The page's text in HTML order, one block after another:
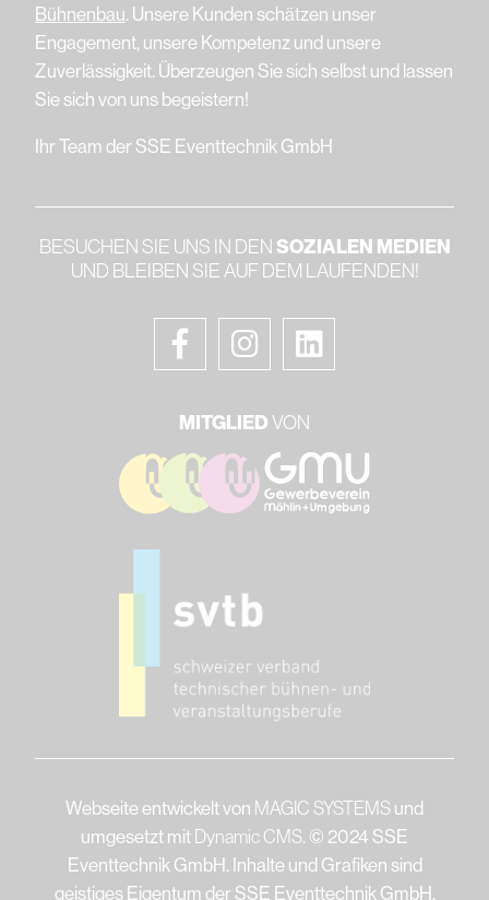
Bühnenbau. Unsere Kunden schätzen unser
Engagement, unsere Kompetenz und unsere
Zuverlässigkeit. Überzeugen Sie sich selbst und lassen
Sie sich von uns begeistern!
Ihr Team der SSE Eventtechnik GmbH
BESUCHEN SIE UNS IN DENSOZIALEN MEDIEN
UND BLEIBEN SIE AUF DEM LAUFENDEN!
MITGLIEDVON
Webseite entwickelt von MAGIC SYSTEMSund
umgesetzt mitDynamic CMS. © 2024 SSE
Eventtechnik GmbH. Inhalte und Grafiken sind
geistiges Eigentum der SSE Eventtechnik GmbH.